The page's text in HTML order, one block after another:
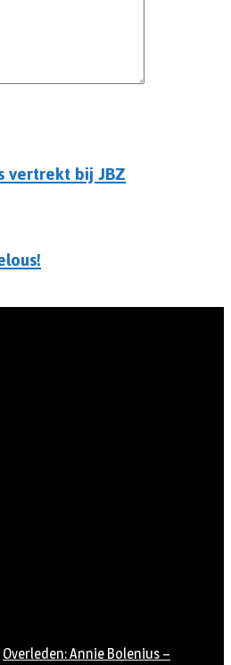
vertrekt bij JBZ
Overleden: Annie Bolenius –